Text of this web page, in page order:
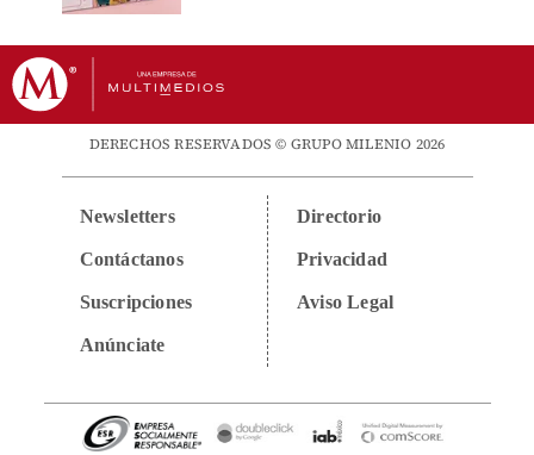
DERECHOS RESERVADOS © GRUPO MILENIO 2026
Newsletters
Contáctanos
Suscripciones
Anúnciate
Directorio
Privacidad
Aviso Legal